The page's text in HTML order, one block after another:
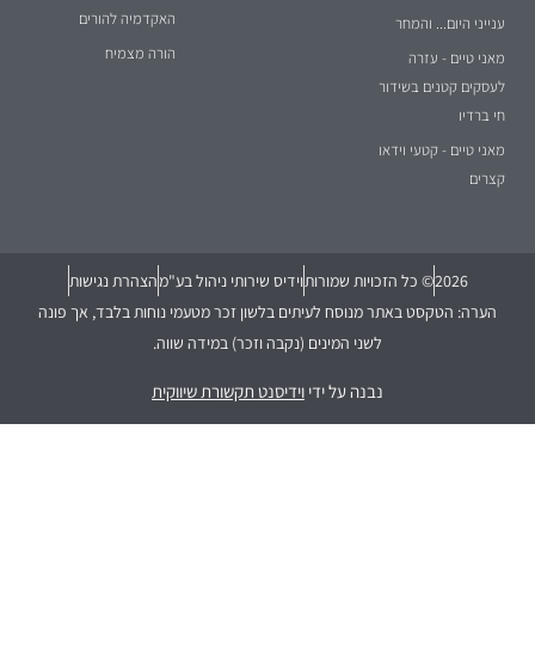
ענייני היום... והמחר
מאני טיים - עזרה
לעסקים קטנים בשידור
חי ברדיו
מאני טיים - קטעי וידאו
קצרים
האקדמיה להורים
הורה מצמיח
2026© כל הזכויות שמורותוידיס שירותי ניהול בע"מהצהרת נגישות
הערה: הטקסט באתר מנוסח לעיתים בלשון זכר מטעמי נוחות בלבד, אך פונה
לשני המינים (נקבה וזכר) במידה שווה.
נבנה על ידי וידיסנט תקשורת שיווקית